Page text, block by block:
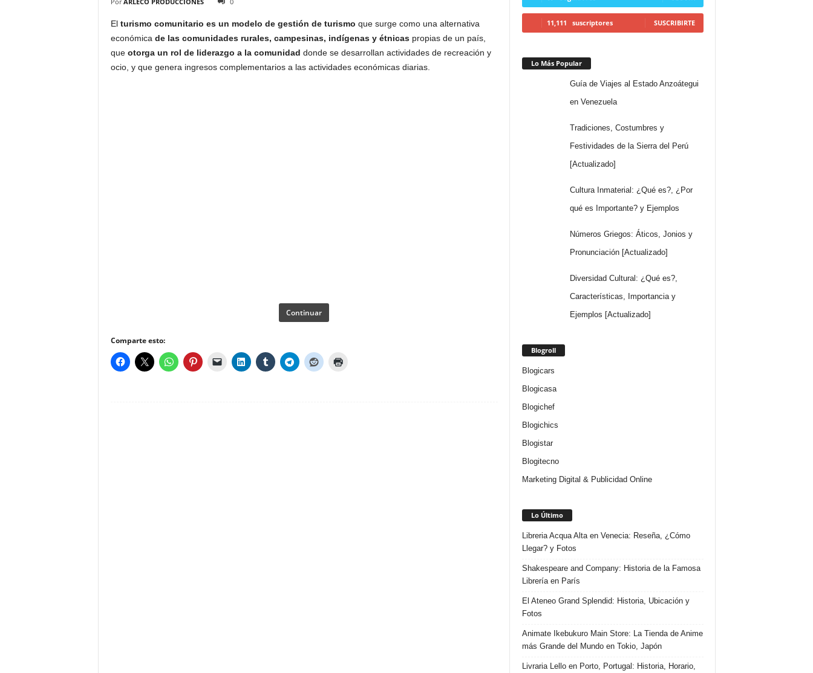
El turismo comunitario es un modelo de gestión de turismo que surge como una alternativa
económica de las comunidades rurales, campesinas, indígenas y étnicaspropias de un país,
que otorga un rol de liderazgo a la comunidad donde se desarrollan actividades de recreación y
ocio, y que genera ingresos complementarios a las actividades económicas diarias.
Continuar
Comparte esto:
11,111 suscriptores SUSCRIBIRTE
Lo Más Popular
Guía de Viajes al Estado Anzoátegui
en Venezuela
Tradiciones, Costumbres y
Festividades de la Sierra del Perú
[Actualizado]
Cultura Inmaterial: ¿Qué es?, ¿Por
qué es Importante? y Ejemplos
Números Griegos: Áticos, Jonios y
Pronunciación [Actualizado]
Diversidad Cultural: ¿Qué es?,
Características, Importancia y
Ejemplos [Actualizado]
Blogroll
Blogicars
Blogicasa
Blogichef
Blogichics
Blogistar
Blogitecno
Marketing Digital & Publicidad Online
Lo Último
Libreria Acqua Alta en Venecia: Reseña, ¿Cómo
Llegar? y Fotos
Shakespeare and Company: Historia de la Famosa
Librería en París
El Ateneo Grand Splendid: Historia, Ubicación y
Fotos
Animate Ikebukuro Main Store: La Tienda de Anime
más Grande del Mundo en Tokio, Japón
Livraria Lello en Porto, Portugal: Historia, Horario,